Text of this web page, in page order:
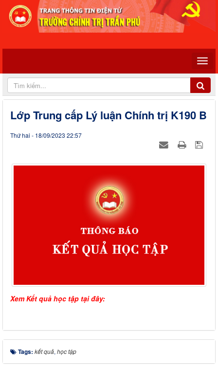
Lớp Trung cấp Lý luận Chính trị K190 B
Thứ hai - 18/09/2023 22:57
Xem Kết quả học tập tại đây:
Tags: kết quả, học tập